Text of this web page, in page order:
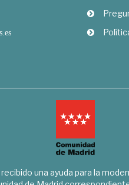
una ayuda para la